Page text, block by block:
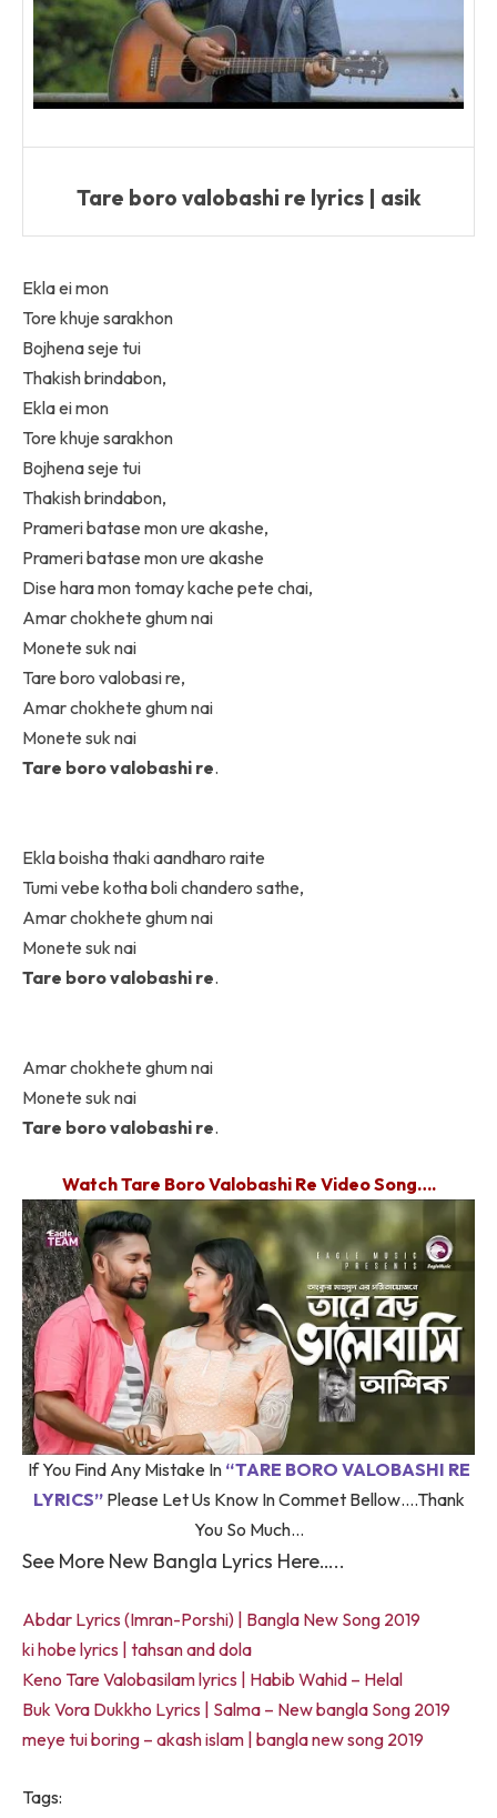
Tare boro valobashi re lyrics | asik
Ekla ei mon
Tore khuje sarakhon
Bojhena seje tui
Thakish brindabon,
Ekla ei mon
Tore khuje sarakhon
Bojhena seje tui
Thakish brindabon,
Prameri batase mon ure akashe,
Prameri batase mon ure akashe
Dise hara mon tomay kache pete chai,
Amar chokhete ghum nai
Monete suk nai
Tare boro valobasi re,
Amar chokhete ghum nai
Monete suk nai
Tare boro valobashi re.
Ekla boisha thaki aandharo raite
Tumi vebe kotha boli chandero sathe,
Amar chokhete ghum nai
Monete suk nai
Tare boro valobashi re.
Amar chokhete ghum nai
Monete suk nai
Tare boro valobashi re.
Watch Tare Boro Valobashi Re Video Song….
If You Find Any Mistake In “TARE BORO VALOBASHI RE
LYRICS”Please Let Us Know In Commet Bellow….Thank
You So Much…
See More New Bangla Lyrics Here…..
Abdar Lyrics (Imran-Porshi) | Bangla New Song 2019
ki hobe lyrics | tahsan and dola
Keno Tare Valobasilam lyrics | Habib Wahid – Helal
Buk Vora Dukkho Lyrics | Salma – New bangla Song 2019
meye tui boring – akash islam | bangla new song 2019
Tags: